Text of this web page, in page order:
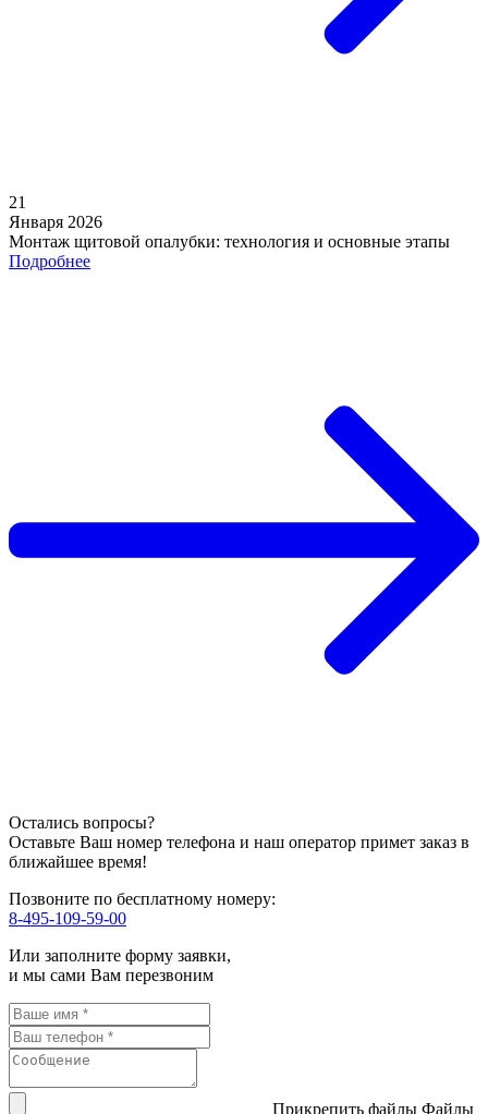
21
Января 2026
Монтаж щитовой опалубки: технология и основные этапы
Подробнее
Остались вопросы?
Оставьте Ваш номер телефона и наш оператор примет заказ в
ближайшее время!
Позвоните по бесплатному номеру:
8-495-109-59-00
Или заполните форму заявки,
и мы сами Вам перезвоним
Прикрепить файлы Файлы